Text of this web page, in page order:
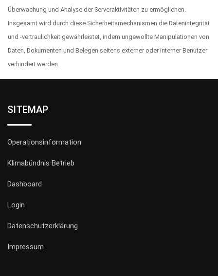
Überwachung und Analyse der Serveraktivitäten zu ermöglichen.
Insgesamt wird durch diese Sicherheitsmechanismen die Datenintegrität
und -vertraulichkeit gewährleistet, indem ungewollte Manipulationen von
Daten, Dokumenten und Belegen seitens externer oder interner Benutzer
verhindert werden.
SITEMAP
Operationsinformation
Klimabündnis Betrieb
Dashboard
Login
Datenschutzerklärung
Impressum